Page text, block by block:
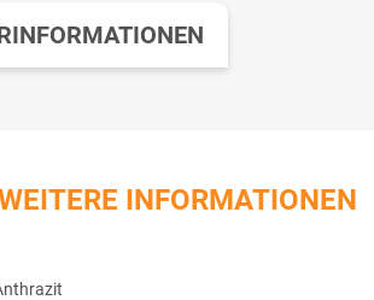
INFORMATIONEN